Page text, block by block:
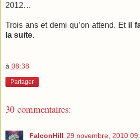
2012…
Trois ans et demi qu’on attend. Et il
la suite.
à 08:38
Partager
30 commentaires:
FalconHill 29 novembre, 2010